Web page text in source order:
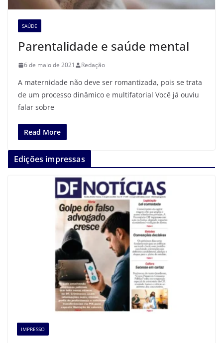
SAÚDE
Parentalidade e saúde mental
6 de maio de 2021 Redação
A maternidade não deve ser romantizada, pois se trata
de um processo dinâmico e multifatorial Você já ouviu
falar sobre
Read More
Edições impressas
IMPRESSO